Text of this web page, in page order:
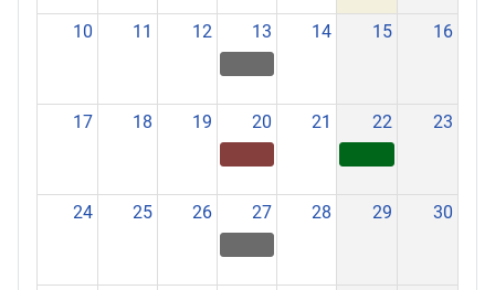
10 11 12 13 14 15 16
17 18 19 20 21 22 23
24 25 26 27 28 29 30